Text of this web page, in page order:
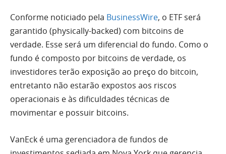
Conforme noticiado pela BusinessWire, o ETF será
garantido (physically-backed) com bitcoins de
verdade. Esse será um diferencial do fundo. Como o
fundo é composto por bitcoins de verdade, os
investidores terão exposição ao preço do bitcoin,
entretanto não estarão expostos aos riscos
operacionais e às dificuldades técnicas de
movimentar e possuir bitcoins.
VanEck é uma gerenciadora de fundos de